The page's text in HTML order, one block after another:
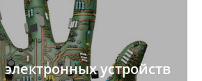
электронных устройств